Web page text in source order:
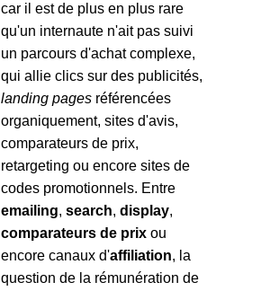
car il est de plus en plus rare
qu'un internaute n'ait pas suivi
un parcours d'achat complexe,
qui allie clics sur des publicités,
landing pages référencées
organiquement, sites d'avis,
comparateurs de prix,
retargeting ou encore sites de
codes promotionnels. Entre
emailing, search, display,
comparateurs de prix ou
encore canaux d'affiliation, la
question de la rémunération de